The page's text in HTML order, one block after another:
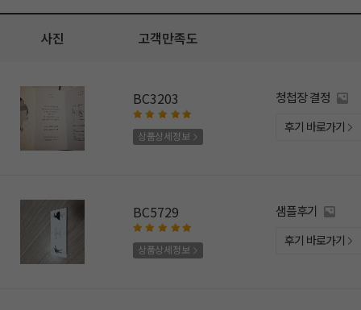
사진 고객만족도
BC3203
상품상세정보
청첩장 결정
후기 바로가기
BC5729
상품상세정보
샘플후기
후기 바로가기